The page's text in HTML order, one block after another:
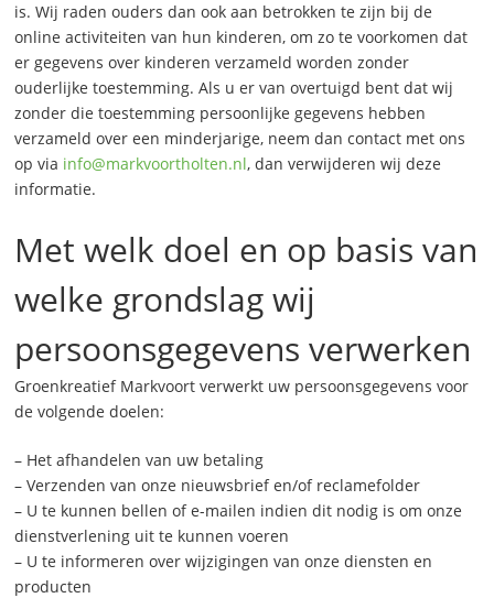
is. Wij raden ouders dan ook aan betrokken te zijn bij de
online activiteiten van hun kinderen, om zo te voorkomen dat
er gegevens over kinderen verzameld worden zonder
ouderlijke toestemming. Als u er van overtuigd bent dat wij
zonder die toestemming persoonlijke gegevens hebben
verzameld over een minderjarige, neem dan contact met ons
op via info@markvoortholten.nl, dan verwijderen wij deze
informatie.
Met welk doel en op basis van
welke grondslag wij
persoonsgegevens verwerken
Groenkreatief Markvoort verwerkt uw persoonsgegevens voor
de volgende doelen:
– Het afhandelen van uw betaling
– Verzenden van onze nieuwsbrief en/of reclamefolder
– U te kunnen bellen of e-mailen indien dit nodig is om onze
dienstverlening uit te kunnen voeren
– U te informeren over wijzigingen van onze diensten en
producten